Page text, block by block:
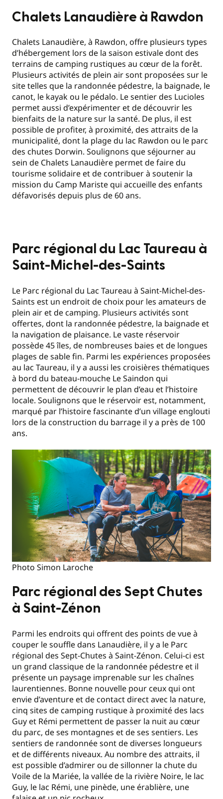
Chalets Lanaudière à Rawdon
Chalets Lanaudière, à Rawdon, offre plusieurs types
d’hébergement lors de la saison estivale dont des
terrains de camping rustiques au cœur de la forêt.
Plusieurs activités de plein air sont proposées sur le
site telles que la randonnée pédestre, la baignade, le
canot, le kayak ou le pédalo. Le sentier des Lucioles
permet aussi d’expérimenter et de découvrir les
bienfaits de la nature sur la santé. De plus, il est
possible de profiter, à proximité, des attraits de la
municipalité, dont la plage du lac Rawdon ou le parc
des chutes Dorwin. Soulignons que séjourner au
sein de Chalets Lanaudière permet de faire du
tourisme solidaire et de contribuer à soutenir la
mission du Camp Mariste qui accueille des enfants
défavorisés depuis plus de 60 ans.
Parc régional du Lac Taureau à
Saint-Michel-des-Saints
Le Parc régional du Lac Taureau à Saint-Michel-des-
Saints est un endroit de choix pour les amateurs de
plein air et de camping. Plusieurs activités sont
offertes, dont la randonnée pédestre, la baignade et
la navigation de plaisance. Le vaste réservoir
possède 45 îles, de nombreuses baies et de longues
plages de sable fin. Parmi les expériences proposées
au lac Taureau, il y a aussi les croisières thématiques
à bord du bateau-mouche Le Saindon qui
permettent de découvrir le plan d’eau et l’histoire
locale. Soulignons que le réservoir est, notamment,
marqué par l’histoire fascinante d’un village englouti
lors de la construction du barrage il y a près de 100
ans.
Photo Simon Laroche
Parc régional des Sept Chutes
à Saint-Zénon
Parmi les endroits qui offrent des points de vue à
couper le souffle dans Lanaudière, il y a le Parc
régional des Sept-Chutes à Saint-Zénon. Celui-ci est
un grand classique de la randonnée pédestre et il
présente un paysage imprenable sur les chaînes
laurentiennes. Bonne nouvelle pour ceux qui ont
envie d’aventure et de contact direct avec la nature,
cinq sites de camping rustique à proximité des lacs
Guy et Rémi permettent de passer la nuit au cœur
du parc, de ses montagnes et de ses sentiers. Les
sentiers de randonnée sont de diverses longueurs
et de différents niveaux. Au nombre des attraits, il
est possible d’admirer ou de sillonner la chute du
Voile de la Mariée, la vallée de la rivière Noire, le lac
Guy, le lac Rémi, une pinède, une érablière, une